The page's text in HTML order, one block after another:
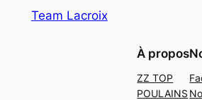
Team Lacroix
À propos
ZZ TOP
POULAINS